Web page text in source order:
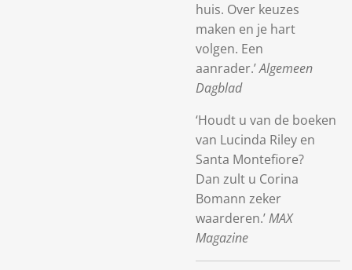
huis. Over keuzes
maken en je hart
volgen. Een
aanrader.’Algemeen
Dagblad
‘Houdt u van de boeken
van Lucinda Riley en
Santa Montefiore?
Dan zult u Corina
Bomann zeker
waarderen.’MAX
Magazine